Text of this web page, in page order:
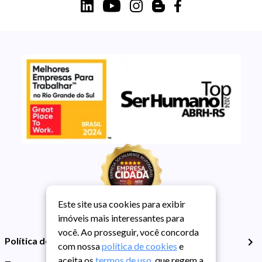
Política de Privacidade
Este site usa cookies para exibir
imóveis mais interessantes para
você. Ao prosseguir, você concorda
com nossapolítica de cookies e